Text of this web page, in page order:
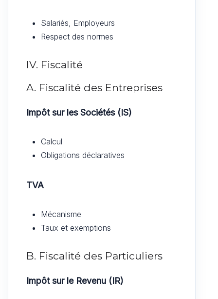
Salariés, Employeurs
Respect des normes
IV. Fiscalité
A. Fiscalité des Entreprises
Impôt sur les Sociétés (IS)
Calcul
Obligations déclaratives
TVA
Mécanisme
Taux et exemptions
B. Fiscalité des Particuliers
Impôt sur le Revenu (IR)